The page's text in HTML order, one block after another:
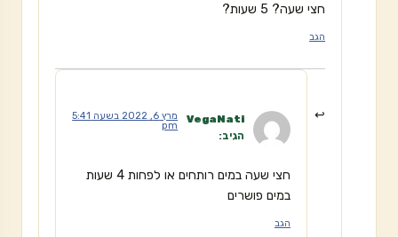
חצי שעה? 5 שעות?
הגב
VegaNati
הגיב:
מרץ 6, 2022 בשעה 5:41
pm
חצי שעה במים רותחים או לפחות 4 שעות
במים פושרים
הגב